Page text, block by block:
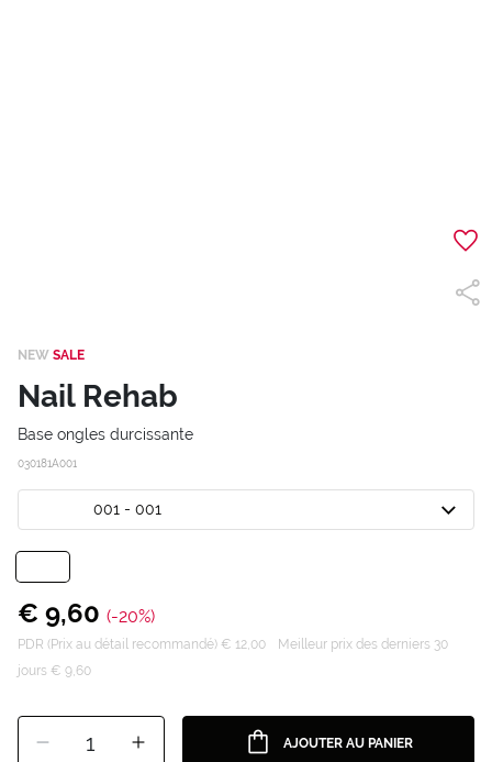
NEW SALE
Nail Rehab
Base ongles durcissante
030181A001
001 - 001
€ 9,60 (-20%)
PDR (Prix au détail recommandé) € 12,00
Meilleur prix des derniers 30
jours € 9,60
1 AJOUTER AU PANIER